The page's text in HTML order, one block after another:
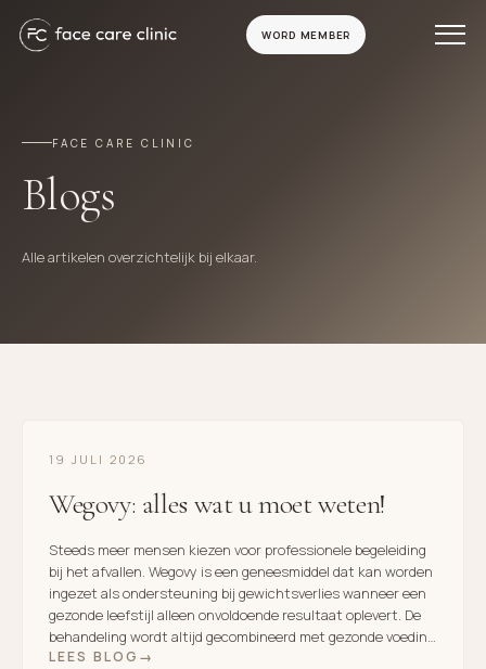
WORD MEMBER
FACE CARE CLINIC
Blogs
Alle artikelen overzichtelijk bij elkaar.
19 JULI 2026
Wegovy: alles wat u moet weten!
Steeds meer mensen kiezen voor professionele begeleiding
bij het afvallen. Wegovy is een geneesmiddel dat kan worden
ingezet als ondersteuning bij gewichtsverlies wanneer een
gezonde leefstijl alleen onvoldoende resultaat oplevert. De
behandeling wordt altijd gecombineerd met gezonde voeding
en voldoende beweging. In deze blog leest u hoe Wegovy
LEES BLOG